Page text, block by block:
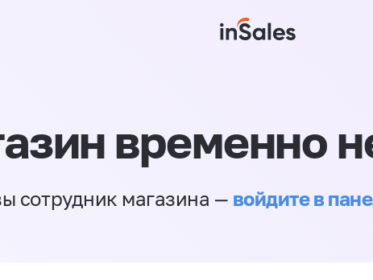
временно
сотрудник магазина — войдите в